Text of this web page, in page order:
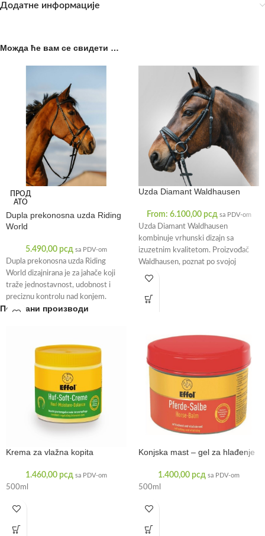
Додатне информације
Можда ће вам се свидети …
ПРОД
АТО
Dupla prekonosna uzda Riding
World
5.490,00 рсд sa PDV-om
Dupla prekonosna uzda Riding
World dizajnirana je za jahače koji
traže jednostavnost, udobnost i
preciznu kontrolu nad konjem.
Izrađena je
Uzda Diamant Waldhausen
From: 6.100,00 рсд sa PDV-om
Uzda Diamant Waldhausen
kombinuje vrhunski dizajn sa
izuzetnim kvalitetom. Proizvođač
Waldhausen, poznat po svojoj
posvećenosti kvalitetu, donosi Vam
Повезани производи
Krema za vlažna kopita
1.460,00 рсд sa PDV-om
500ml
Konjska mast – gel za hlađenje
1.400,00 рсд sa PDV-om
500ml